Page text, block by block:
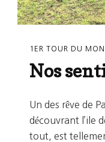
1ER TOUR DU
Nos
Un des rêve de
découvrant l’ile
tout, est